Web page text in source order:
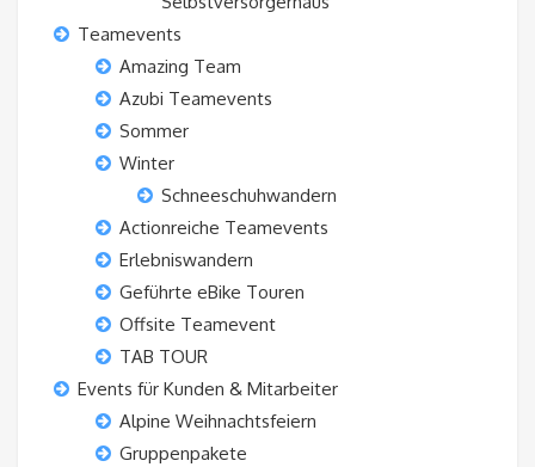
Teamevents
Amazing Team
Azubi Teamevents
Sommer
Winter
Schneeschuhwandern
Actionreiche Teamevents
Erlebniswandern
Geführte eBike Touren
Offsite Teamevent
TAB TOUR
Events für Kunden & Mitarbeiter
Alpine Weihnachtsfeiern
Gruppenpakete